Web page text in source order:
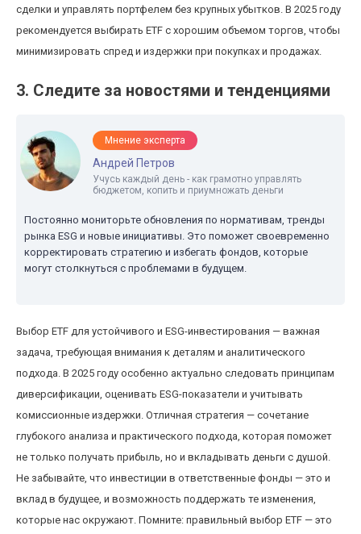
сделки и управлять портфелем без крупных убытков. В 2025 году
рекомендуется выбирать ETF с хорошим объемом торгов, чтобы
минимизировать спред и издержки при покупках и продажах.
3. Следите за новостями и тенденциями
Мнение эксперта
Андрей Петров
Учусь каждый день - как грамотно управлять
бюджетом, копить и приумножать деньги
Постоянно мониторьте обновления по нормативам, тренды
рынка ESG и новые инициативы. Это поможет своевременно
корректировать стратегию и избегать фондов, которые
могут столкнуться с проблемами в будущем.
Выбор ETF для устойчивого и ESG-инвестирования — важная
задача, требующая внимания к деталям и аналитического
подхода. В 2025 году особенно актуально следовать принципам
диверсификации, оценивать ESG-показатели и учитывать
комиссионные издержки. Отличная стратегия — сочетание
глубокого анализа и практического подхода, которая поможет
не только получать прибыль, но и вкладывать деньги с душой.
Не забывайте, что инвестиции в ответственные фонды — это и
вклад в будущее, и возможность поддержать те изменения,
которые нас окружают. Помните: правильный выбор ETF — это